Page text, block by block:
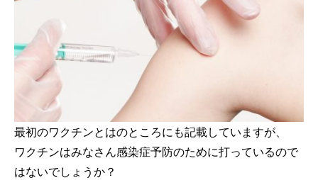
最初のワクチンとはのところにも記載していますが、
ワクチンはみなさん感染症予防のために打っているので
はないでしょうか？